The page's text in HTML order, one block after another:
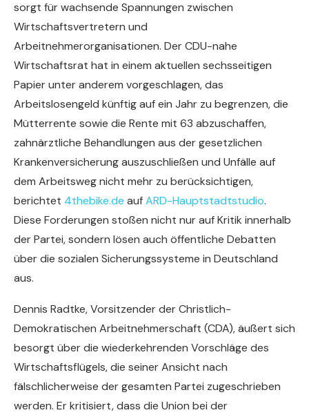
sorgt für wachsende Spannungen zwischen
Wirtschaftsvertretern und
Arbeitnehmerorganisationen. Der CDU-nahe
Wirtschaftsrat hat in einem aktuellen sechsseitigen
Papier unter anderem vorgeschlagen, das
Arbeitslosengeld künftig auf ein Jahr zu begrenzen, die
Mütterrente sowie die Rente mit 63 abzuschaffen,
zahnärztliche Behandlungen aus der gesetzlichen
Krankenversicherung auszuschließen und Unfälle auf
dem Arbeitsweg nicht mehr zu berücksichtigen,
berichtet 4thebike.de aufARD-Hauptstadtstudio.
Diese Forderungen stoßen nicht nur auf Kritik innerhalb
der Partei, sondern lösen auch öffentliche Debatten
über die sozialen Sicherungssysteme in Deutschland
aus.
Dennis Radtke, Vorsitzender der Christlich-
Demokratischen Arbeitnehmerschaft (CDA), äußert sich
besorgt über die wiederkehrenden Vorschläge des
Wirtschaftsflügels, die seiner Ansicht nach
fälschlicherweise der gesamten Partei zugeschrieben
werden. Er kritisiert, dass die Union bei der